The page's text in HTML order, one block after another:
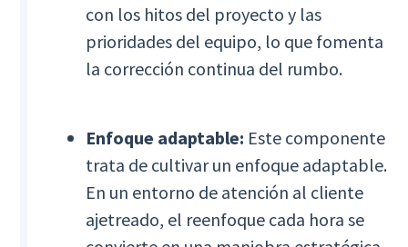
con los hitos del proyecto y las
prioridades del equipo, lo que fomenta
la corrección continua del rumbo.
Enfoque adaptable: Este componente
trata de cultivar un enfoque adaptable.
En un entorno de atención al cliente
ajetreado, el reenfoque cada hora se